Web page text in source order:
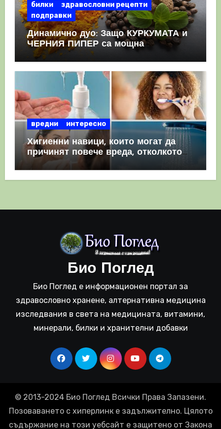
билки
здравословни рецепти
подправки
Динамично дуо: Защо КУРКУМАТА и
ЧЕРНИЯ ПИПЕР са мощна
комбинация
вредни интересно
Хигиенни навици, които могат да
причинят повече вреда, отколкото
полза
Био Поглед
Био Поглед е информационен портал за
здравословно хранене, алтернативна медицина
изследвания в света на медицината, витамини,
минерали, билки и хранителни добавки
© 2013-2024 Био Поглед Всички Права Запазени.
Позоваването с хиперлинк е задължително. Цялото
съдържание на този уебсайт е защитено от Закона